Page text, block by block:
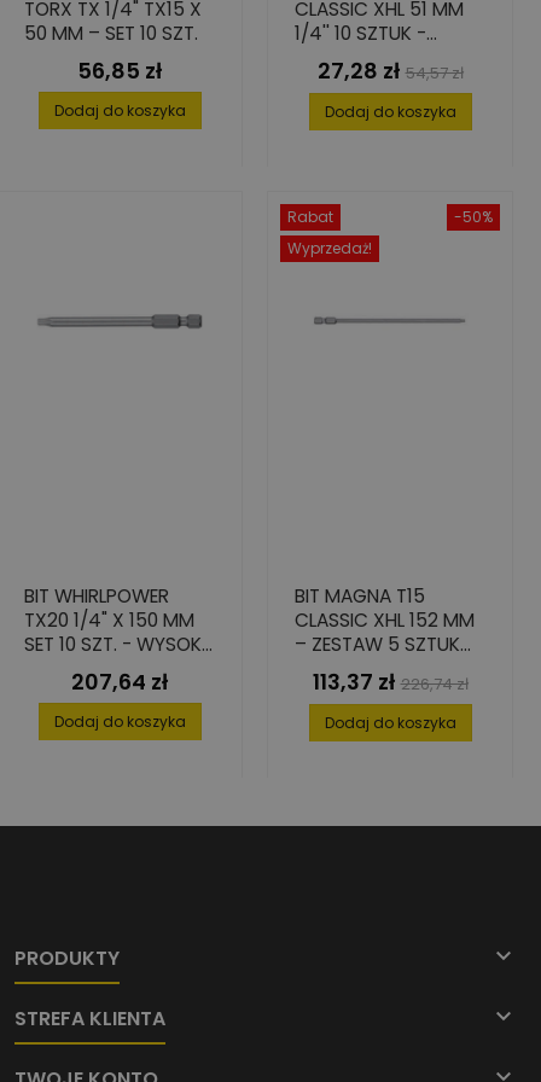
TORX TX 1/4" TX15 X
50 MM – SET 10 SZT.
Cena
56,85 zł
Dodaj do koszyka
CLASSIC XHL 51 MM
1/4'' 10 SZTUK -
DOSKONAŁA
PRZYCZEPNOŚĆ
Cena
27,28 zł Cena
podstawowa
54,57 zł
Dodaj do koszyka
BIT WHIRLPOWER
TX20 1/4" X 150 MM
SET 10 SZT. - WYSOKA
PRECYZJA
Cena
207,64 zł
Dodaj do koszyka
-50%
Rabat
Wyprzedaż!
BIT MAGNA T15
CLASSIC XHL 152 MM
– ZESTAW 5 SZTUK
DO MIĘKKICH
MATERIAŁÓW
Cena
113,37 zł Cena
podstawowa
226,74 zł
Dodaj do koszyka
PRODUKTY 
STREFA KLIENTA 